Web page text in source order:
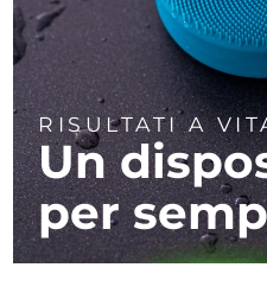
RISULTATI A
Un
per